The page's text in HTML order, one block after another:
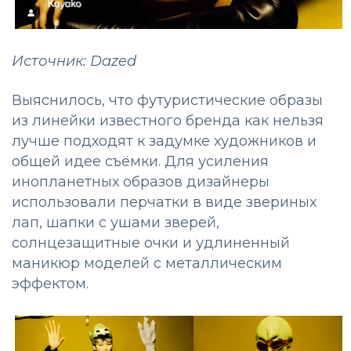
Источник: Dazed
Выяснилось, что футуристические образы
из линейки известного бренда как нельзя
лучше подходят к задумке художников и
общей идее съёмки. Для усиления
инопланетных образов дизайнеры
использовали перчатки в виде звериных
лап, шапки с ушами зверей,
солнцезащитные очки и удлиненный
маникюр моделей с металлическим
эффектом.